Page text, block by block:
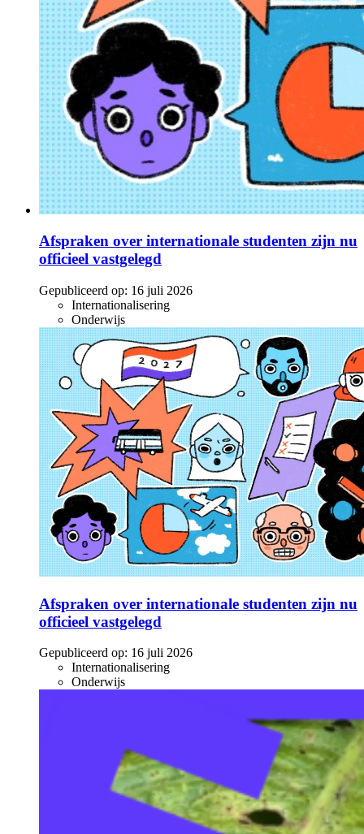
Afspraken over internationale studenten zijn nu
officieel vastgelegd
Gepubliceerd op: 16 juli 2026
Internationalisering
Onderwijs
Afspraken over internationale studenten zijn nu
officieel vastgelegd
Gepubliceerd op: 16 juli 2026
Internationalisering
Onderwijs